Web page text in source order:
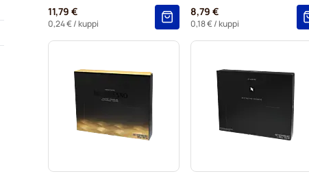
11,79 €
0,24 €/ kuppi
8,79 €
0,18 €/ kuppi